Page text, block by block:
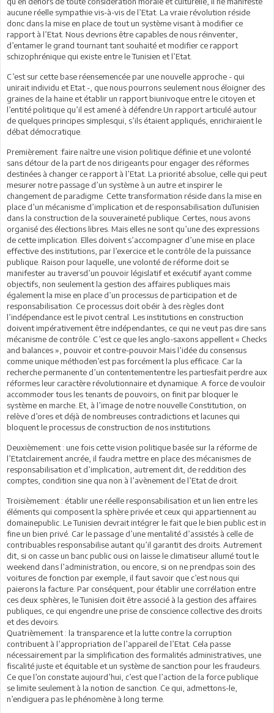
aucune réelle sympathie vis-à-vis de l’Etat. La vraie révolution réside
donc dans la mise en place de tout un système visant à modifier ce
rapport à l’Etat. Nous devrions être capables de nous réinventer,
d’entamer le grand tournant tant souhaité et modifier ce rapport
schizophrénique qui existe entre le Tunisien et l’Etat.
C’est sur cette base réensemencée par une nouvelle approche - qui
unirait individu et Etat -, que nous pourrons seulement nous éloigner des
graines de la haine et établir un rapport biunivoque entre le citoyen et
l’entité politique qu’il est amené à défendre.Un rapport articulé autour
de quelques principes simplesqui, s’ils étaient appliqués, enrichiraient le
débat démocratique.
Premièrement :faire naître une vision politique définie et une volonté
sans détour de la part de nos dirigeants pour engager des réformes
destinées à changer ce rapport à l’Etat. La priorité absolue, celle qui peut
mesurer notre passage d’un système à un autre et inspirer le
changement de paradigme. Cette transformation réside dans la mise en
place d’un mécanisme d’implication et de responsabilisation duTunisien
dans la construction de la souveraineté publique. Certes, nous avons
organisé des élections libres. Mais elles ne sont qu’une des expressions
de cette implication. Elles doivent s’accompagner d’une mise en place
effective des institutions, par l’exercice et le contrôle de la puissance
publique. Raison pour laquelle, une volonté de réforme doit se
manifester au traversd’un pouvoir législatif et exécutif ayant comme
objectifs, non seulement la gestion des affaires publiques mais
également la mise en place d’un processus de participation et de
responsabilisation. Ce processus doit obéir à des règles dont
l’indépendance est le pivot central. Les institutions en construction
doivent impérativement être indépendantes, ce qui ne veut pas dire sans
mécanisme de contrôle. C’est ce que les anglo-saxons appellent « Checks
and balances », pouvoir et contre-pouvoir.Mais l’idée du consensus
comme unique méthoden’est pas forcément la plus efficace. Car la
recherche permanente d’un contentemententre les partiesfait perdre aux
réformes leur caractère révolutionnaire et dynamique. A force de vouloir
accommoder tous les tenants de pouvoirs, on finit par bloquer le
système en marche. Et, à l’image de notre nouvelle Constitution, on
relève d’ores et déjà de nombreuses contradictions et lacunes qui
bloquent le processus de construction de nos institutions.
Deuxièmement : une fois cette vision politique basée sur la réforme de
l’Etatclairement ancrée, il faudra mettre en place des mécanismes de
responsabilisation et d’implication, autrement dit, de reddition des
comptes, condition sine qua non à l’avènement de l’Etat de droit.
Troisièmement : établir une réelle responsabilisation et un lien entre les
éléments qui composent la sphère privée et ceux qui appartiennent au
domainepublic. Le Tunisien devrait intégrer le fait que le bien public est in
fine un bien privé. Car le passage d’une mentalité d’assistés à celle de
contribuables responsabilise autant qu’il garantit des droits. Autrement
dit, si on casse un banc public ousi on laisse le climatiseur allumé tout le
weekend dans l’administration, ou encore, si on ne prendpas soin des
voitures de fonction par exemple, il faut savoir que c’est nous qui
paierons la facture. Par conséquent, pour établir une corrélation entre
ces deux sphères, le Tunisien doit être associé à la gestion des affaires
publiques, ce qui engendre une prise de conscience collective des droits
et des devoirs.
Quatrièmement : la transparence et la lutte contre la corruption
contribuent à l’appropriation de l’appareil de l’Etat. Cela passe
nécessairement par la simplification des formalités administratives, une
fiscalité juste et équitable et un système de sanction pour les fraudeurs.
Ce que l’on constate aujourd’hui, c’est que l’action de la force publique
se limite seulement à la notion de sanction. Ce qui, admettons-le,
n’endiguera pas le phénomène à long terme.